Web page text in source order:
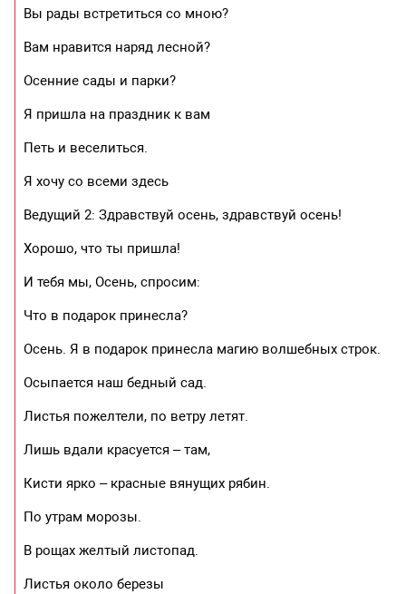
Вы рады встретиться со мною?
Вам нравится наряд лесной?
Осенние сады и парки?
Я пришла на праздник к вам
Петь и веселиться.
Я хочу со всеми здесь
Ведущий 2: Здравствуй осень, здравствуй осень!
Хорошо, что ты пришла!
И тебя мы, Осень, спросим:
Что в подарок принесла?
Осень. Я в подарок принесла магию волшебных строк.
Осыпается наш бедный сад.
Листья пожелтели, по ветру летят.
Лишь вдали красуется – там,
Кисти ярко – красные вянущих рябин.
По утрам морозы.
В рощах желтый листопад.
Листья около березы